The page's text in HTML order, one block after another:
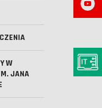
W
JANA